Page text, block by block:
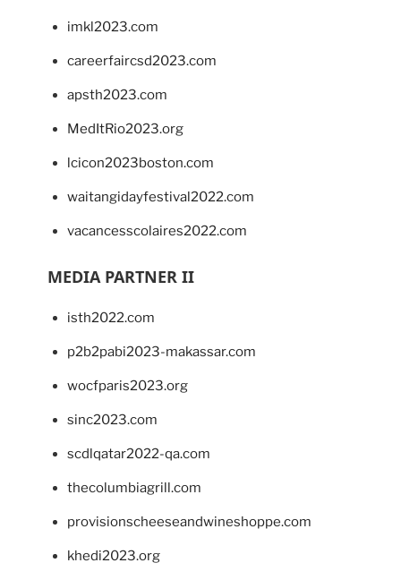
imkl2023.com
careerfaircsd2023.com
apsth2023.com
MedItRio2023.org
lcicon2023boston.com
waitangidayfestival2022.com
vacancesscolaires2022.com
MEDIA PARTNER II
isth2022.com
p2b2pabi2023-makassar.com
wocfparis2023.org
sinc2023.com
scdlqatar2022-qa.com
thecolumbiagrill.com
provisionscheeseandwineshoppe.com
khedi2023.org